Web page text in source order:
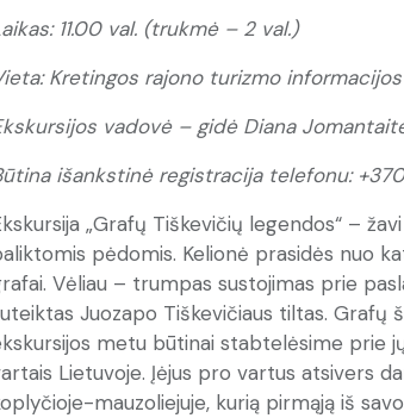
11.00 val. (trukmė – 2 val.)
Kretingos rajono turizmo
vadovė – gidė Diana
išankstinė registracija telefonu:
„Grafų Tiškevičių legendos“ –
pėdomis. Kelionė prasidės nuo
Vėliau – trumpas sustojimas prie
Juozapo Tiškevičiaus tiltas. Grafų
metu būtinai stabtelėsime prie
Lietuvoje. Įėjus pro vartus atsivers
mauzoliejuje, kurią pirmąją iš